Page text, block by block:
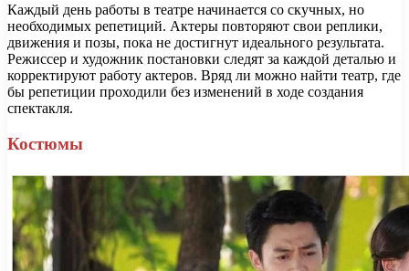
Каждый день работы в театре начинается со скучных, но
необходимых репетиций. Актеры повторяют свои реплики,
движения и позы, пока не достигнут идеального результата.
Режиссер и художник постановки следят за каждой деталью и
корректируют работу актеров. Вряд ли можно найти театр, где
бы репетиции проходили без изменений в ходе создания
спектакля.
Костюмы